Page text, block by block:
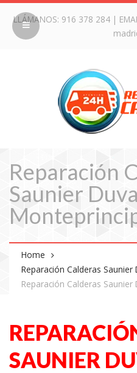
LLÁMANOS: 916 378 284|
Reparación
Saunier
Home
Reparación Calderas Saunier
Reparación Calderas
SAUNIER